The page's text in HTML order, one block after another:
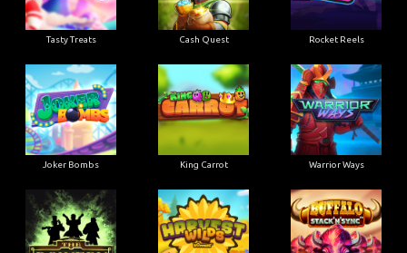
Tasty Treats Cash Quest Rocket Reels
Joker Bombs King Carrot Warrior Ways